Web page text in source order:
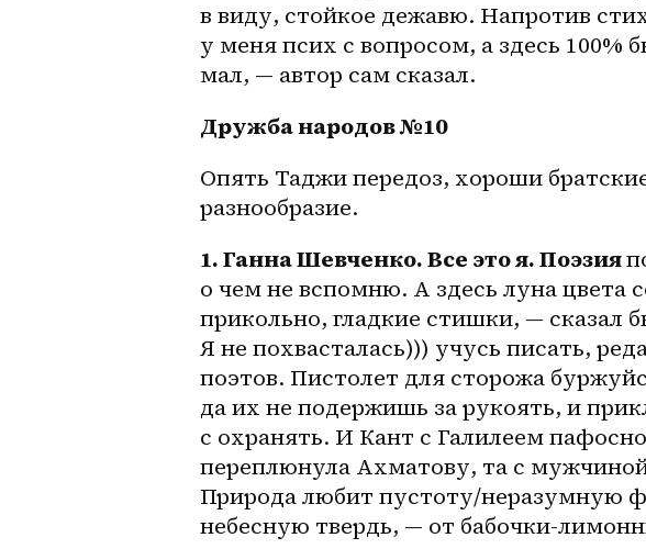
в виду, стойкое дежавю. Напротив
у меня псих с вопросом, а здесь 100%
мал, — автор сам сказал.
Дружба народов №10
Опять Таджи передоз, хороши
разнообразие.
1. Ганна Шевченко. Все это я. Поэзия
о чем не вспомню. А здесь луна цвета
прикольно, гладкие стишки, — сказал
Я не похвасталась))) учусь писать,
поэтов. Пистолет для сторожа
да их не подержишь за рукоять, и
с охранять. И Кант с Галилеем
переплюнула Ахматову, та с мужчиной
Природа любит пустоту/неразумную
небесную твердь, — от бабочки-